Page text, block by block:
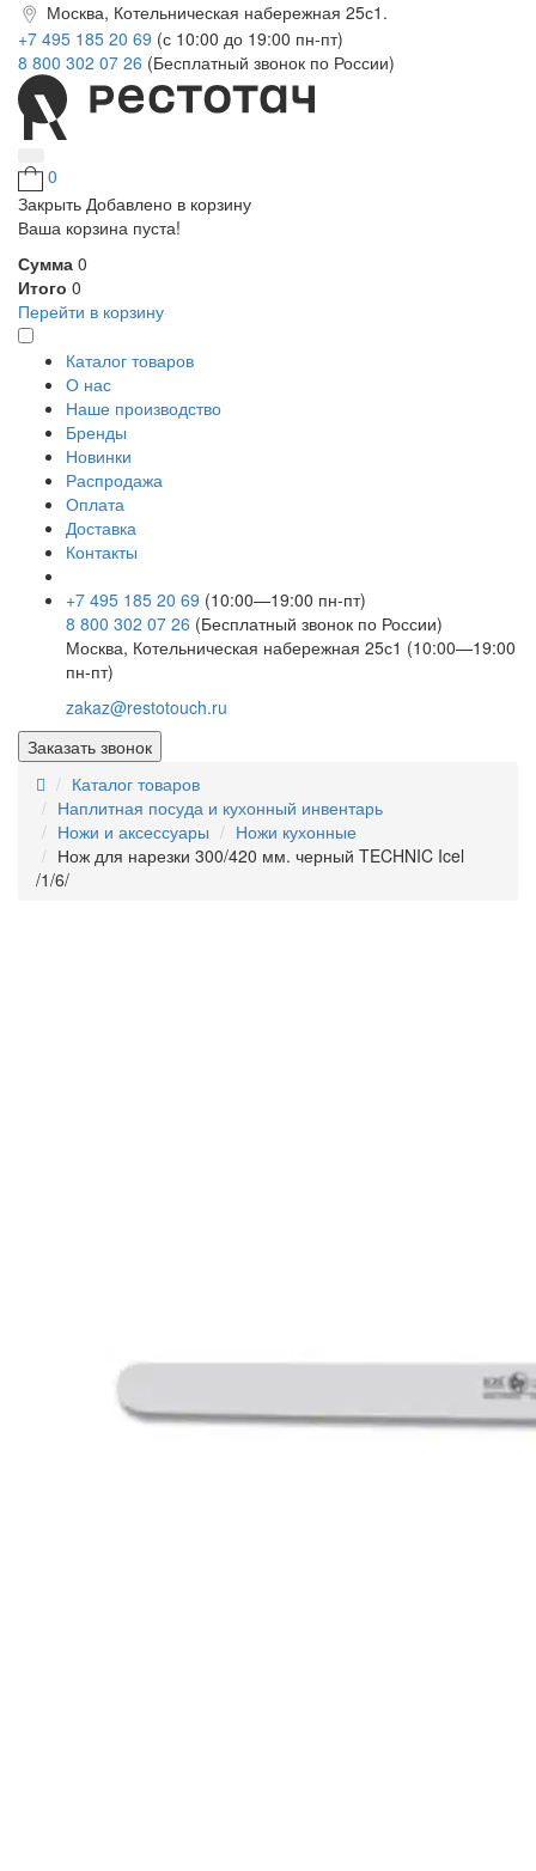
Москва, Котельническая набережная 25с1.
+7 495 185 20 69 (с 10:00 до 19:00 пн-пт)
8 800 302 07 26 (Бесплатный звонок по России)
0
Закрыть Добавлено в корзину
Ваша корзина пуста!
Сумма 0
Итого 0
Перейти в корзину
Каталог товаров
О нас
Наше производство
Бренды
Новинки
Распродажа
Оплата
Доставка
Контакты
+7 495 185 20 69 (10:00—19:00 пн-пт)
8 800 302 07 26 (Бесплатный звонок по России)
Москва, Котельническая набережная 25с1 (10:00—19:00
пн-пт)
zakaz@restotouch.ru
Заказать звонок
Каталог товаров
Наплитная посуда и кухонный инвентарь
Ножи и аксессуары
Ножи кухонные
Нож для нарезки 300/420 мм. черный TECHNIC Icel
/1/6/